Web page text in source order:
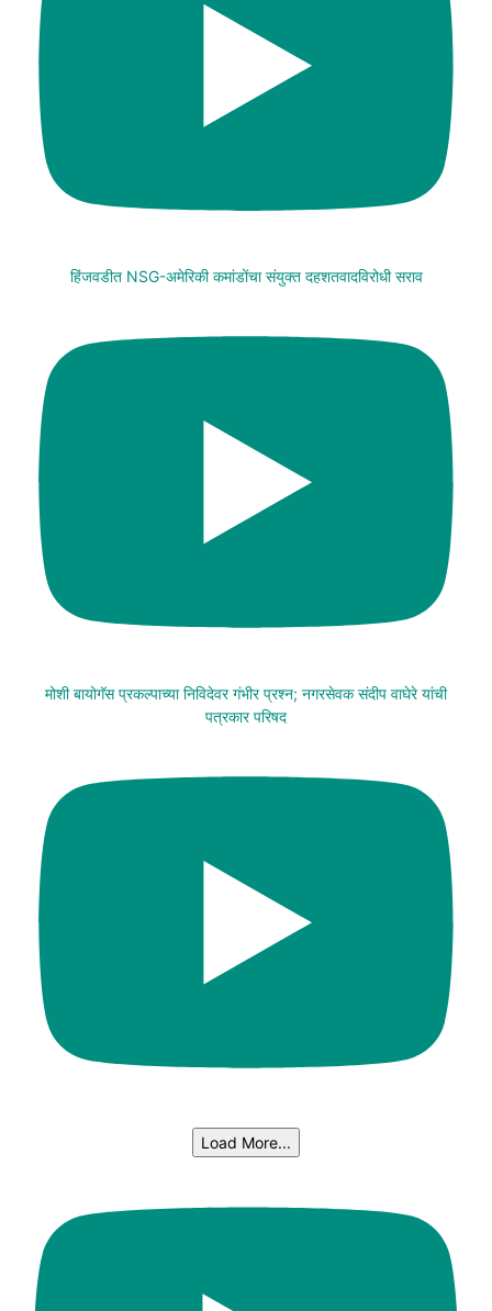
हिंजवडीत NSG-अमेरिकी कमांडोंचा संयुक्त दहशतवादविरोधी सराव
मोशी बायोगॅस प्रकल्पाच्या निविदेवर गंभीर प्रश्न; नगरसेवक संदीप वाघेरे यांची
पत्रकार परिषद
Load More...